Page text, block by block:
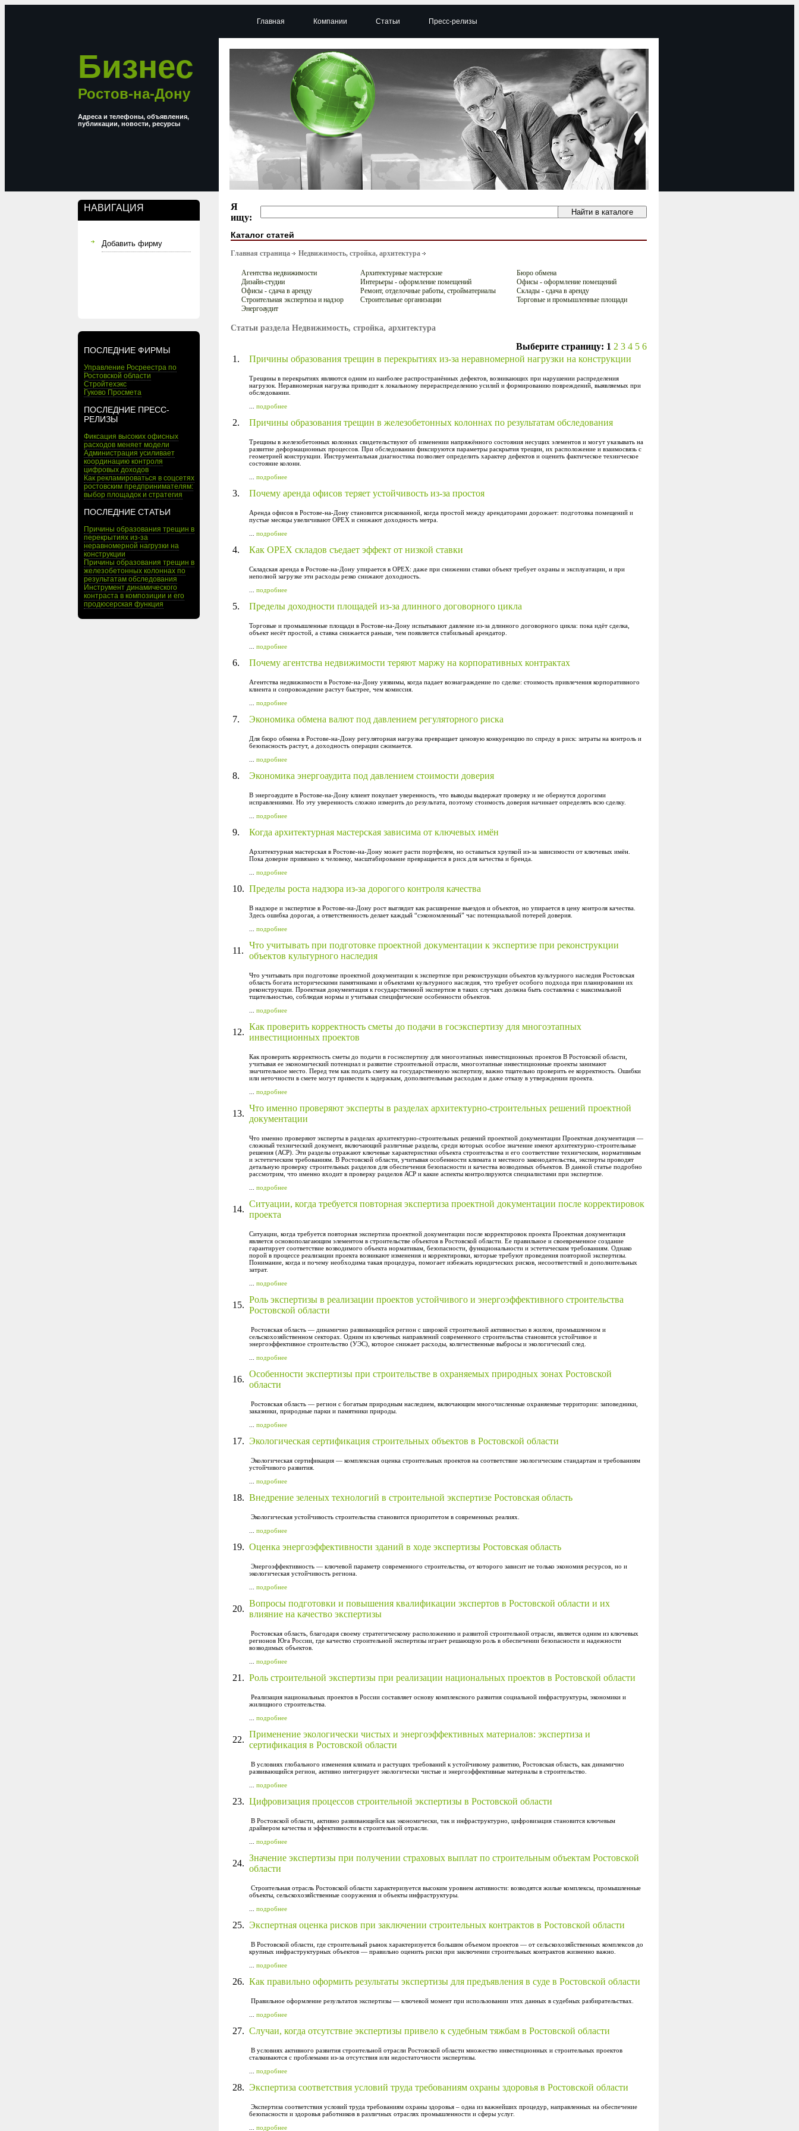
Бизнес
Ростов-на-Дону
Адреса и телефоны, объявления,
публикации, новости, ресурсы
НАВИГАЦИЯ
Добавить фирму
ПОСЛЕДНИЕ ФИРМЫ
Управление Росреестра по
Ростовской области
Стройтехэкс
Гуково Просмета
ПОСЛЕДНИЕ ПРЕСС-
РЕЛИЗЫ
Фиксация высоких офисных
расходов меняет модели
Администрация усиливает
координацию контроля
цифровых доходов
Как рекламироваться в соцсетях
ростовским предпринимателям:
выбор площадок и стратегия
ПОСЛЕДНИЕ СТАТЬИ
Причины образования трещин в
перекрытиях из-за
неравномерной нагрузки на
конструкции
Причины образования трещин в
железобетонных колоннах по
результатам обследования
Инструмент динамического
контраста в композиции и его
продюсерская функция
Главная Компании Статьи Пресс-релизы
Я
ищу:
Каталог статей
Главная страница Недвижимость, стройка, архитектура
Агентства недвижимости Архитектурные мастерские
Бюро обмена
Дизайн-студии
Интерьеры - оформление помещений
Офисы - оформление помещений
Офисы - сдача в аренду
Ремонт, отделочные работы, стройматериалы
Склады - сдача в аренду
Строительная экспертиза и надзор
Строительные организации
Торговые и промышленные площади
Энергоаудит
Статьи раздела Недвижимость, стройка, архитектура
Выберите страницу: 1 2 3 4 5 6
1.
Причины образования трещин в перекрытиях из-за неравномерной нагрузки на конструкции
Трещины в перекрытиях являются одним из наиболее распространённых дефектов, возникающих при нарушении распределения
нагрузок. Неравномерная нагрузка приводит к локальному перераспределению усилий и формированию повреждений, выявляемых при
обследовании.
подробнее
2. Причины образования трещин в железобетонных колоннах по результатам обследования
Трещины в железобетонных колоннах свидетельствуют об изменении напряжённого состояния несущих элементов и могут указывать на
развитие деформационных процессов. При обследовании фиксируются параметры раскрытия трещин, их расположение и взаимосвязь с
геометрией конструкции. Инструментальная диагностика позволяет определить характер дефектов и оценить фактическое техническое
состояние колонн.
подробнее
3. Почему аренда офисов теряет устойчивость из-за простоя
Аренда офисов в Ростове-на-Дону становится рискованной, когда простой между арендаторами дорожает: подготовка помещений и
пустые месяцы увеличивают OPEX и снижают доходность метра.
подробнее
4. Как OPEX складов съедает эффект от низкой ставки
Складская аренда в Ростове-на-Дону упирается в OPEX: даже при снижении ставки объект требует охраны и эксплуатации, и при
неполной загрузке эти расходы резко снижают доходность.
подробнее
5. Пределы доходности площадей из-за длинного договорного цикла
Торговые и промышленные площади в Ростове-на-Дону испытывают давление из-за длинного договорного цикла: пока идёт сделка,
объект несёт простой, а ставка снижается раньше, чем появляется стабильный арендатор.
подробнее
6. Почему агентства недвижимости теряют маржу на корпоративных контрактах
Агентства недвижимости в Ростове-на-Дону уязвимы, когда падает вознаграждение по сделке: стоимость привлечения корпоративного
клиента и сопровождение растут быстрее, чем комиссия.
подробнее
7. Экономика обмена валют под давлением регуляторного риска
Для бюро обмена в Ростове-на-Дону регуляторная нагрузка превращает ценовую конкуренцию по спреду в риск: затраты на контроль и
безопасность растут, а доходность операции сжимается.
подробнее
8. Экономика энергоаудита под давлением стоимости доверия
В энергоаудите в Ростове-на-Дону клиент покупает уверенность, что выводы выдержат проверку и не обернутся дорогими
исправлениями. Но эту уверенность сложно измерить до результата, поэтому стоимость доверия начинает определять всю сделку.
подробнее
9. Когда архитектурная мастерская зависима от ключевых имён
Архитектурная мастерская в Ростове-на-Дону может расти портфелем, но оставаться хрупкой из-за зависимости от ключевых имён.
Пока доверие привязано к человеку, масштабирование превращается в риск для качества и бренда.
подробнее
10. Пределы роста надзора из-за дорогого контроля качества
В надзоре и экспертизе в Ростове-на-Дону рост выглядит как расширение выездов и объектов, но упирается в цену контроля качества.
Здесь ошибка дорогая, а ответственность делает каждый “сэкономленный” час потенциальной потерей доверия.
подробнее
11.
Что учитывать при подготовке проектной документации к экспертизе при реконструкции
объектов культурного наследия
Что учитывать при подготовке проектной документации к экспертизе при реконструкции объектов культурного наследия Ростовская
область богата историческими памятниками и объектами культурного наследия, что требует особого подхода при планировании их
реконструкции. Проектная документация к государственной экспертизе в таких случаях должна быть составлена с максимальной
тщательностью, соблюдая нормы и учитывая специфические особенности объектов.
подробнее
12.
Как проверить корректность сметы до подачи в госэкспертизу для многоэтапных
инвестиционных проектов
Как проверить корректность сметы до подачи в госэкспертизу для многоэтапных инвестиционных проектов В Ростовской области,
учитывая ее экономический потенциал и развитие строительной отрасли, многоэтапные инвестиционные проекты занимают
значительное место. Перед тем как подать смету на государственную экспертизу, важно тщательно проверить ее корректность. Ошибки
или неточности в смете могут привести к задержкам, дополнительным расходам и даже отказу в утверждении проекта.
подробнее
13.
Что именно проверяют эксперты в разделах архитектурно-строительных решений проектной
документации
Что именно проверяют эксперты в разделах архитектурно-строительных решений проектной документации Проектная документация —
сложный технический документ, включающий различные разделы, среди которых особое значение имеют архитектурно-строительные
решения (АСР). Эти разделы отражают ключевые характеристики объекта строительства и его соответствие техническим, нормативным
и эстетическим требованиям. В Ростовской области, учитывая особенности климата и местного законодательства, эксперты проводят
детальную проверку строительных разделов для обеспечения безопасности и качества возводимых объектов. В данной статье подробно
рассмотрим, что именно входит в проверку разделов АСР и какие аспекты контролируются специалистами при экспертизе.
подробнее
14.
Ситуации, когда требуется повторная экспертиза проектной документации после корректировок
проекта
Ситуации, когда требуется повторная экспертиза проектной документации после корректировок проекта Проектная документация
является основополагающим элементом в строительстве объектов в Ростовской области. Ее правильное и своевременное создание
гарантирует соответствие возводимого объекта нормативам, безопасности, функциональности и эстетическим требованиям. Однако
порой в процессе реализации проекта возникают изменения и корректировки, которые требуют проведения повторной экспертизы.
Понимание, когда и почему необходима такая процедура, помогает избежать юридических рисков, несоответствий и дополнительных
затрат.
подробнее
15.
Роль экспертизы в реализации проектов устойчивого и энергоэффективного строительства
Ростовской области
Ростовская область — динамично развивающийся регион с широкой строительной активностью в жилом, промышленном и
сельскохозяйственном секторах. Одним из ключевых направлений современного строительства становится устойчивое и
энергоэффективное строительство (УЭС), которое снижает расходы, количественные выбросы и экологический след.
подробнее
16.
Особенности экспертизы при строительстве в охраняемых природных зонах Ростовской
области
Ростовская область — регион с богатым природным наследием, включающим многочисленные охраняемые территории: заповедники,
заказники, природные парки и памятники природы.
подробнее
17. Экологическая сертификация строительных объектов в Ростовской области
Экологическая сертификация — комплексная оценка строительных проектов на соответствие экологическим стандартам и требованиям
устойчивого развития.
подробнее
18. Внедрение зеленых технологий в строительной экспертизе Ростовская область
Экологическая устойчивость строительства становится приоритетом в современных реалиях.
подробнее
19. Оценка энергоэффективности зданий в ходе экспертизы Ростовская область
Энергоэффективность — ключевой параметр современного строительства, от которого зависит не только экономия ресурсов, но и
экологическая устойчивость региона.
подробнее
20.
Вопросы подготовки и повышения квалификации экспертов в Ростовской области и их
влияние на качество экспертизы
Ростовская область, благодаря своему стратегическому расположению и развитой строительной отрасли, является одним из ключевых
регионов Юга России, где качество строительной экспертизы играет решающую роль в обеспечении безопасности и надежности
возводимых объектов.
подробнее
21. Роль строительной экспертизы при реализации национальных проектов в Ростовской области
Реализация национальных проектов в России составляет основу комплексного развития социальной инфраструктуры, экономики и
жилищного строительства.
подробнее
22.
Применение экологически чистых и энергоэффективных материалов: экспертиза и
сертификация в Ростовской области
В условиях глобального изменения климата и растущих требований к устойчивому развитию, Ростовская область, как динамично
развивающийся регион, активно интегрирует экологически чистые и энергоэффективные материалы в строительство.
подробнее
23. Цифровизация процессов строительной экспертизы в Ростовской области
В Ростовской области, активно развивающейся как экономически, так и инфраструктурно, цифровизация становится ключевым
драйвером качества и эффективности в строительной отрасли.
подробнее
24.
Значение экспертизы при получении страховых выплат по строительным объектам Ростовской
области
Строительная отрасль Ростовской области характеризуется высоким уровнем активности: возводятся жилые комплексы, промышленные
объекты, сельскохозяйственные сооружения и объекты инфраструктуры.
подробнее
25. Экспертная оценка рисков при заключении строительных контрактов в Ростовской области
В Ростовской области, где строительный рынок характеризуется большим объемом проектов — от сельскохозяйственных комплексов до
крупных инфраструктурных объектов — правильно оценить риски при заключении строительных контрактов жизненно важно.
подробнее
26. Как правильно оформить результаты экспертизы для предъявления в суде в Ростовской области
Правильное оформление результатов экспертизы — ключевой момент при использовании этих данных в судебных разбирательствах.
подробнее
27. Случаи, когда отсутствие экспертизы привело к судебным тяжбам в Ростовской области
В условиях активного развития строительной отрасли Ростовской области множество инвестиционных и строительных проектов
сталкиваются с проблемами из-за отсутствия или недостаточности экспертизы.
подробнее
28. Экспертиза соответствия условий труда требованиям охраны здоровья в Ростовской области
Экспертиза соответствия условий труда требованиям охраны здоровья – одна из важнейших процедур, направленных на обеспечение
безопасности и здоровья работников в различных отраслях промышленности и сферы услуг.
подробнее